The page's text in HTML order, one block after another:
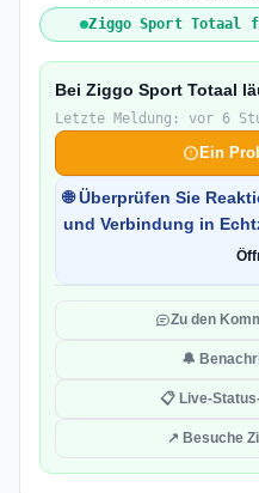
Ziggo Sport Totaal
Bei Ziggo Sport Totaal
Letzte Meldung: vor 6
Ein
🌐 Überprüfen Sie
und Verbindung in
Zu den
🔔
📋 Live-
↗ Besuche